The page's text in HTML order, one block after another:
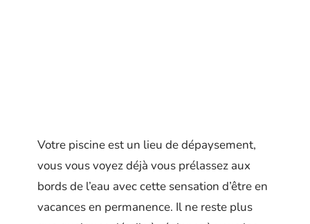
Votre piscine est un lieu de dépaysement,
vous vous voyez déjà vous prélassez aux
bords de l’eau avec cette sensation d’être en
vacances en permanence. Il ne reste plus